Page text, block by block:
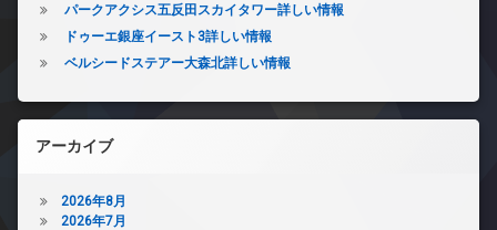
パークアクシス五反田スカイタワー詳しい情報
ドゥーエ銀座イースト3詳しい情報
ベルシードステアー大森北詳しい情報
アーカイブ
2026年8月
2026年7月